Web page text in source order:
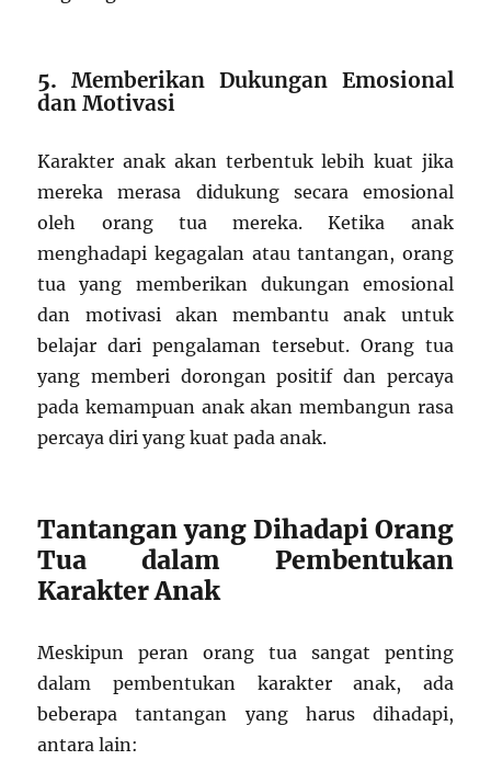
5.Memberikan Dukungan Emosional
dan Motivasi
Karakter anak akan terbentuk lebih kuat jika
mereka merasa didukung secara emosional
oleh orang tua mereka. Ketika anak
menghadapi kegagalan atau tantangan, orang
tua yang memberikan dukungan emosional
dan motivasi akan membantu anak untuk
belajar dari pengalaman tersebut. Orang tua
yang memberi dorongan positif dan percaya
pada kemampuan anak akan membangun rasa
percaya diri yang kuat pada anak.
Tantangan yang Dihadapi Orang
Tua dalam Pembentukan
Karakter Anak
Meskipun peran orang tua sangat penting
dalam pembentukan karakter anak, ada
beberapa tantangan yang harus dihadapi,
antara lain: